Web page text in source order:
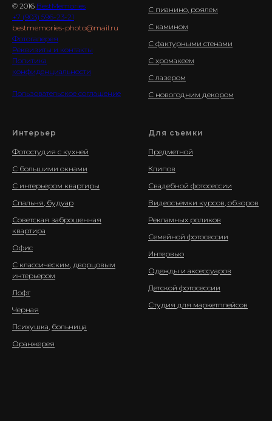
© 2016 BestMemories
+7 (903) 596-23-21
bestmemories-photo@mail.ru
Фотогалерея
Реквизиты и контакты
Политика
конфиденциальности
Пользовательское соглашение
С пианино, роялем
С камином
С фактурными стенами
С хромакеем
С лазером
С новогодним декором
Интерьер
Фотостудия с кухней
С большими окнами
С интерьером квартиры
Спальня, будуар
Советская заброшенная
квартира
Офис
С классическим, дворцовым
интерьером
Лофт
Черная
Психушка больница
Оранжерея
Для съемки
Предметной
Клипов
Свадебной фотосессии
Видеосъемки курсов, обзоров
Рекламных роликов
Семейной фотосессии
Интервью
Одежды и аксессуаров
Детской фотосессии
Студия для маркетплейсов